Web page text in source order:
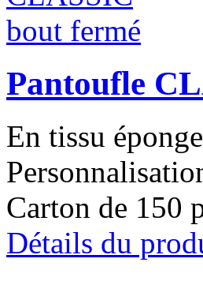
Pantoufle
En tissu
Carton de 150
Détails du